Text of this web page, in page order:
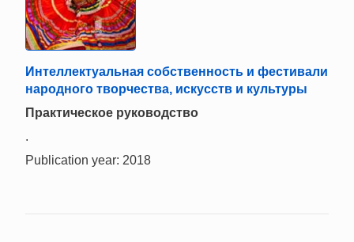
Интеллектуальная собственность и фестивали
народного творчества, искусств и культуры
Практическое руководство
.
Publication year: 2018